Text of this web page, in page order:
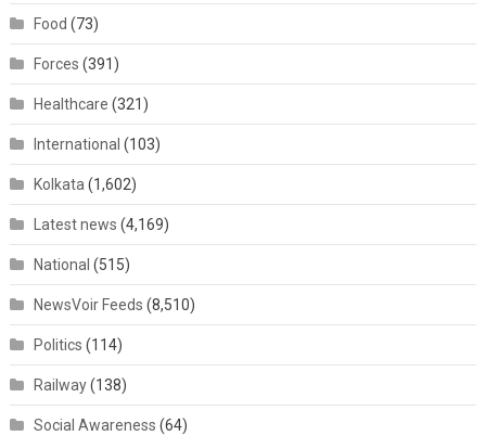
Food (73)
Forces (391)
Healthcare (321)
International (103)
Kolkata (1,602)
Latest news (4,169)
National (515)
NewsVoir Feeds (8,510)
Politics (114)
Railway(138)
Social Awareness (64)